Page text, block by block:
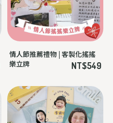
情人節推薦禮物 | 客製化搖搖
樂立牌
NT$549